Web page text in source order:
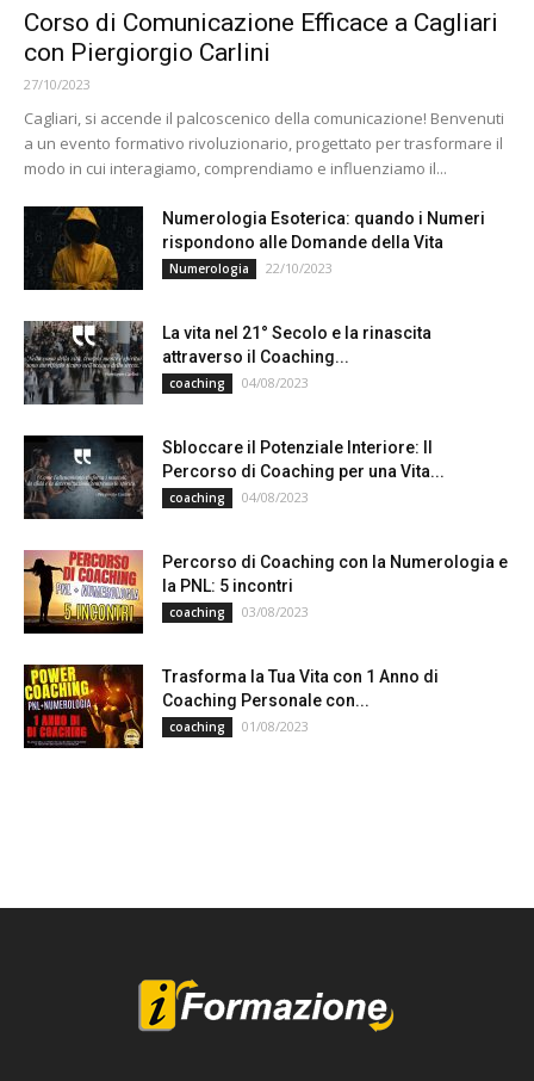
Corso di Comunicazione Efficace a Cagliari
con Piergiorgio Carlini
27/10/2023
Cagliari, si accende il palcoscenico della comunicazione! Benvenuti
a un evento formativo rivoluzionario, progettato per trasformare il
modo in cui interagiamo, comprendiamo e influenziamo il...
Numerologia Esoterica: quando i Numeri
rispondono alle Domande della Vita
Numerologia 22/10/2023
La vita nel 21° Secolo e la rinascita
attraverso il Coaching...
coaching 04/08/2023
Sbloccare il Potenziale Interiore: Il
Percorso di Coaching per una Vita...
coaching 04/08/2023
Percorso di Coaching con la Numerologia e
la PNL: 5 incontri
coaching 03/08/2023
Trasforma la Tua Vita con 1 Anno di
Coaching Personale con...
coaching 01/08/2023